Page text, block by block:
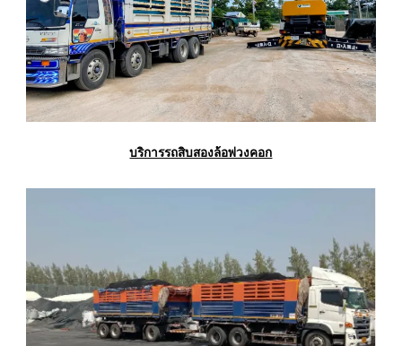
บริการรถสิบสองล้อพ่วงคอก